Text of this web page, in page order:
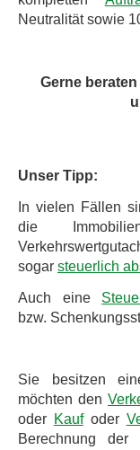
Neutralität sowie
Gerne
Unser Tipp:
In vielen Fällen
die
sogar steuerlich
Auch eine
bzw.
Sie besitzen
möchten den
oder Kaufoder
Berechnung der